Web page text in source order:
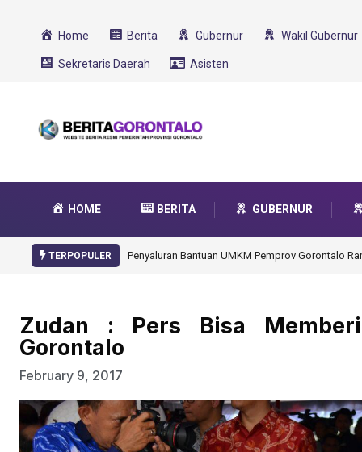
Home Berita Gubernur Wakil Gubernur
Sekretaris Daerah Asisten
HOME BERITA GUBERNUR
TERPOPULER Gorontalo Ikut Dukung Program SMA Unggul
Zudan : Pers Bisa
Gorontalo
February 9, 2017